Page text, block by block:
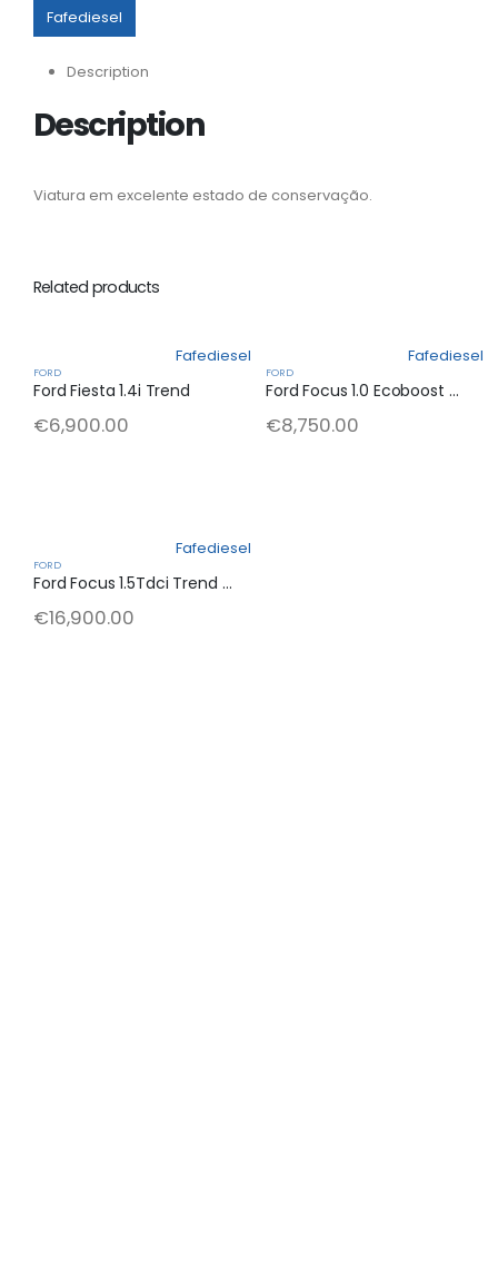
Fafediesel
Description
Description
Viatura em excelente estado de conservação.
Related products
Fafediesel
FORD
Ford Fiesta 1.4i Trend
€6,900.00
Fafediesel
FORD
Ford Focus 1.0 Ecoboost Trend - SW 100CV
€8,750.00
Fafediesel
FORD
Ford Focus 1.5Tdci Trend 5P Business 120 CV
€16,900.00